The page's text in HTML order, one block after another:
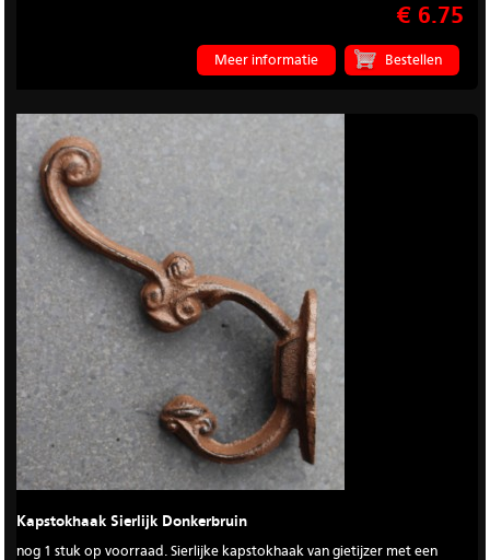
€ 6.75
Meer informatie
Kapstokhaak Sierlijk Donkerbruin
nog 1 stuk op voorraad. Sierlijke kapstokhaak van gietijzer met een